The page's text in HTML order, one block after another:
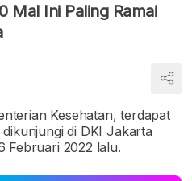
Mal Ini Paling Ramai
Kesehatan, terdapat
di DKI Jakarta
Februari 2022 lalu.